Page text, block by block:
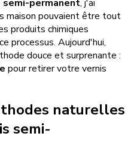
semi-permanent, j'ai
maison pouvaient être tout
produits chimiques
processus. Aujourd'hui,
douce et surprenante :
pour retirer votre vernis
naturelles
semi-